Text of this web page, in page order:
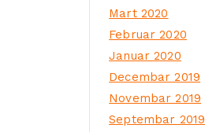
Mart 2020
Februar 2020
Januar 2020
Decembar 2019
Novembar 2019
Septembar 2019